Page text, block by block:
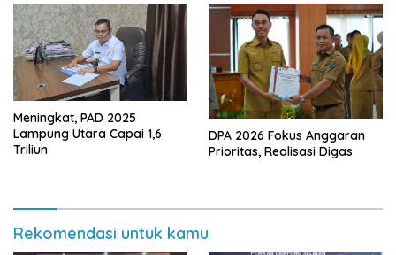
Meningkat, PAD 2025
Lampung Utara Capai 1,6
Triliun
DPA 2026 Fokus Anggaran
Prioritas, Realisasi Digas
Rekomendasi untuk kamu